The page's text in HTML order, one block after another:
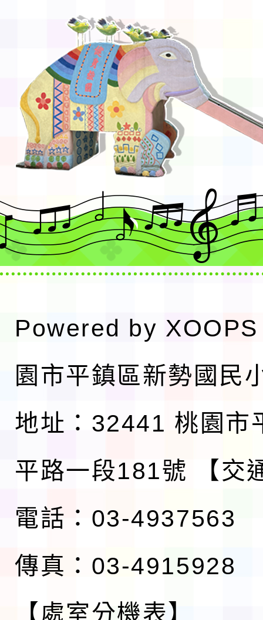
Powered by XOOPS
園市平鎮區新勢國民
地址：32441 桃園市
平路一段181號
【交
電話：03-4937563
傳真：03-4915928
【處室分機表】